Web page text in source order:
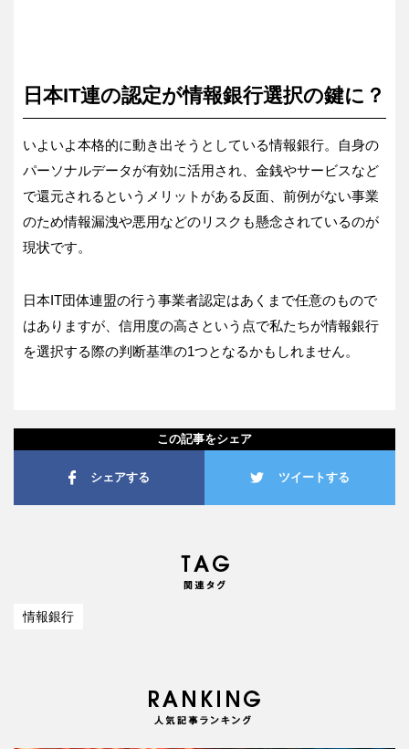
日本IT連の認定が情報銀行選択の鍵に？
いよいよ本格的に動き出そうとしている情報銀行。自身の
パーソナルデータが有効に活用され、金銭やサービスなど
で還元されるというメリットがある反面、前例がない事業
のため情報漏洩や悪用などのリスクも懸念されているのが
現状です。
日本IT団体連盟の行う事業者認定はあくまで任意のもので
はありますが、信用度の高さという点で私たちが情報銀行
を選択する際の判断基準の1つとなるかもしれません。
この記事をシェア
シェアする ツイートする
情報銀行